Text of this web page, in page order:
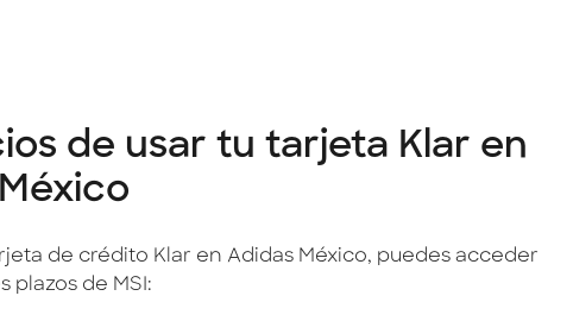
de usar tu tarjeta Klar en
de crédito Klar en Adidas México, puedes acceder
plazos de MSI: